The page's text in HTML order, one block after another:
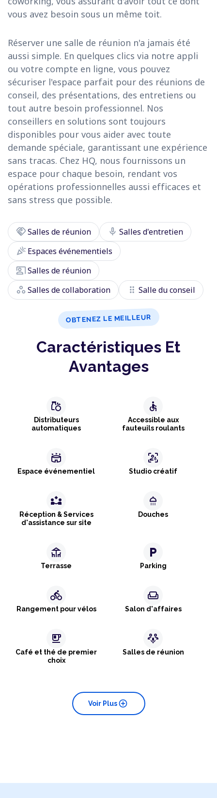
vous avez besoin sous un même toit.
Réserver une salle de réunion n'a jamais été
aussi simple. En quelques clics via notre appli
ou votre compte en ligne, vous pouvez
sécuriser l'espace parfait pour des réunions de
conseil, des présentations, des entretiens ou
tout autre besoin professionnel. Nos
conseillers en solutions sont toujours
disponibles pour vous aider avec toute
demande spéciale, garantissant une expérience
sans tracas. Chez HQ, nous fournissons un
espace pour chaque besoin, rendant vos
opérations professionnelles aussi efficaces et
sans stress que possible.
handshakeSalles de réunion mic Salles d'entretien
celebrationEspaces événementiels
co_presentSalles de réunion
workspaces Salles de collaboration drag_indicator Salle du conseil
OBTENEZ LE MEILLEUR
Caractéristiques Et
Avantages
grocery
Distributeurs
automatiques
accessible
Accessible aux
fauteuils roulants
stadium
Espace événementiel
frame_person_mic
Studio créatif
partner_exchange
Réception & Services
d'assistance sur site
shower
Douches
deck
Terrasse
local_parking
Parking
directions_bike
Rangement pour vélos
weekend
Salon d'affaires
emoji_food_beverage
Café et thé de premier
choix
adaptive_audio_mic
Salles de réunion
add_circle
Voir Plus